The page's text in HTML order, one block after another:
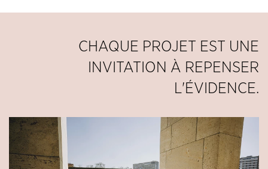
CHAQUE PROJET EST UNE
INVITATION À REPENSER
L'ÉVIDENCE.